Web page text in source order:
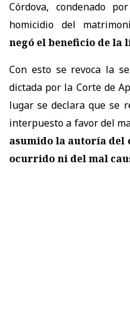
Córdova, condenado
homicidio del
negó el beneficio de
Con esto se revoca la
dictada por la Corte de
lugar se declara que se
interpuesto a favor del
asumido la autoría del
ocurrido ni del mal